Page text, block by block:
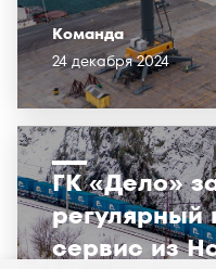
Команда
24 декабря 2024
ГК «Дело»
регулярный
сервис из